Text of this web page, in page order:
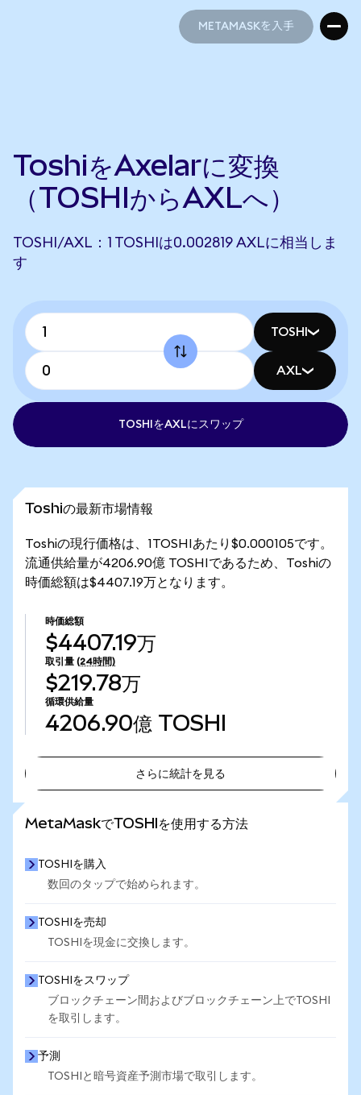
METAMASKを入手
ToshiをAxelarに変換
（TOSHIからAXLへ）
TOSHI/AXL：1 TOSHIは0.002819 AXLに相当しま
す
TOSHI
AXL
TOSHIをAXLにスワップ
Toshiの最新市場情報
Toshiの現行価格は、1TOSHIあたり$0.000105です。
流通供給量が4206.90億 TOSHIであるため、Toshiの
時価総額は$4407.19万となります。
時価総額
$4407.19万
取引量 (24時間)
$219.78万
循環供給量
4206.90億 TOSHI
さらに統計を見る
MetaMaskでTOSHIを使用する方法
TOSHIを購入
数回のタップで始められます。
TOSHIを売却
TOSHIを現金に交換します。
TOSHIをスワップ
ブロックチェーン間およびブロックチェーン上でTOSHI
を取引します。
予測
TOSHIと暗号資産予測市場で取引します。